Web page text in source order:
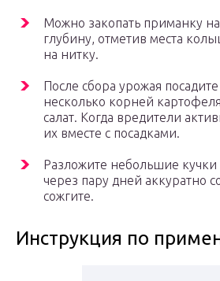
Можно закопать приманку
глубину, отметив места
на нитку.
После сбора урожая посадите
несколько корней
салат. Когда вредители
их вместе с посадками.
Разложите небольшие
через пару дней аккуратно
сожгите.
Инструкция по